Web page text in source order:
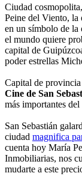
Ciudad
Peine del Viento, la
en un símbolo de la
el mundo quiere
capital de
poder estrellas
Capital de provincia
Cine de San
más importantes
San Sebastián
ciudad magnifica
cuenta hoy María
Inmobiliarias, nos
mudarte a este